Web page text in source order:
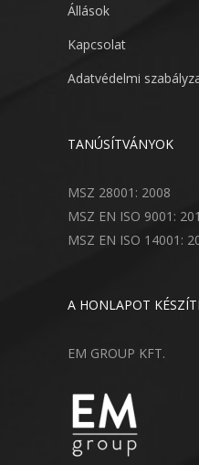
Állások
Kapcsolat
Adatvédelmi
TANÚSÍTVÁNYOK
MSZ 28001: 2008
MSZ EN ISO 9001:
MSZ EN ISO 14001:
A HONLAPOT
EM GROUP KFT.